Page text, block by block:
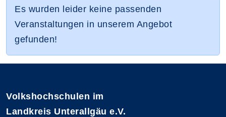
Es wurden leider keine passenden
Veranstaltungen in unserem Angebot
gefunden!
Volkshochschulen im
Landkreis Unterallgäu e.V.